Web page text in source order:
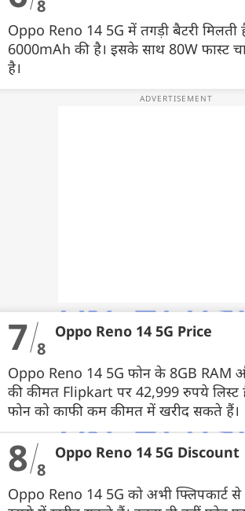
8
Oppo Reno 14 5G में तगड़ी बैटरी मिलती
6000mAh की है। इसके साथ 80W फास्ट
है।
7 8
Oppo Reno 14 5G Price
Oppo Reno 14 5G फोन के 8GB RAM
की कीमत Flipkart पर 42,999 रुपये
फोन को काफी कम कीमत में खरीद सकते हैं।
8 8
Oppo Reno 14 5G Discount
Oppo Reno 14 5G को अभी फ्लिपकार्ट